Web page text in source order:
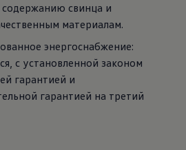
содержанию свинца и
материалам.
энергоснабжение:
с установленной законом
гарантией и
гарантией на третий